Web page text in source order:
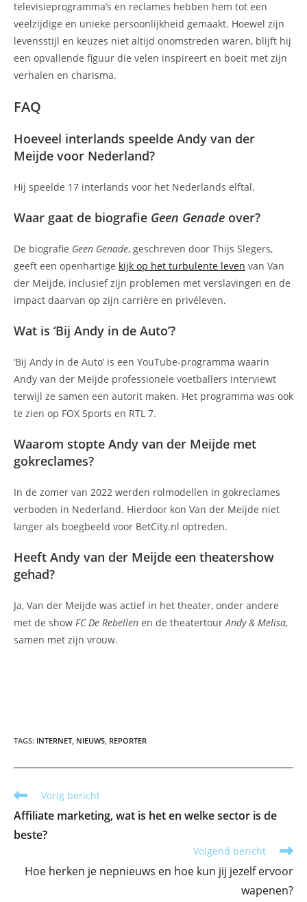
televisieprogramma’s en reclames hebben hem tot een
veelzijdige en unieke persoonlijkheid gemaakt. Hoewel zijn
levensstijl en keuzes niet altijd onomstreden waren, blijft hij
een opvallende figuur die velen inspireert en boeit met zijn
verhalen en charisma.
FAQ
Hoeveel interlands speelde Andy van der
Meijde voor Nederland?
Hij speelde 17 interlands voor het Nederlands elftal.
Waar gaat de biografie Geen Genade over?
De biografie Geen Genade, geschreven door Thijs Slegers,
geeft een openhartige kijk op het turbulente leven van Van
der Meijde, inclusief zijn problemen met verslavingen en de
impact daarvan op zijn carrière en privéleven.
Wat is ‘Bij Andy in de Auto’?
‘Bij Andy in de Auto’ is een YouTube-programma waarin
Andy van der Meijde professionele voetballers interviewt
terwijl ze samen een autorit maken. Het programma was ook
te zien op FOX Sports en RTL 7.
Waarom stopte Andy van der Meijde met
gokreclames?
In de zomer van 2022 werden rolmodellen in gokreclames
verboden in Nederland. Hierdoor kon Van der Meijde niet
langer als boegbeeld voor BetCity.nl optreden.
Heeft Andy van der Meijde een theatershow
gehad?
Ja, Van der Meijde was actief in het theater, onder andere
met de show FC De Rebellen en de theatertourAndy & Melisa,
samen met zijn vrouw.
TAGS: INTERNET, NIEUWS, REPORTER
Lees
meer
artikelen
Vorig bericht
Affiliate marketing, wat is het en welke sector is de
beste?
Volgend bericht
Hoe herken je nepnieuws en hoe kun jij jezelf ervoor
wapenen?